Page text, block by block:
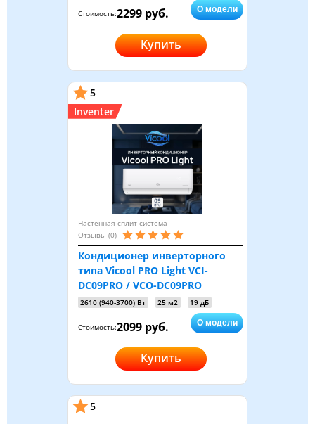
Стоимость:2299 руб. О модели
Купить
5
Inventer
Настенная сплит-система
Отзывы (0)
Кондиционер инверторного
типа Vicool PRO Light VCI-
DC09PRO / VCO-DC09PRO
2610 (940-3700) Вт 25 м2 19 дБ
Стоимость:2099 руб. О модели
Купить
5